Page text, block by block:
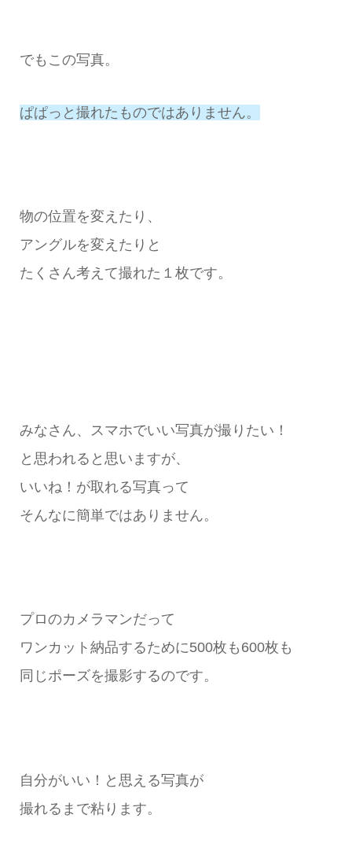
でもこの写真。
ぱぱっと撮れたものではありません。
物の位置を変えたり、
アングルを変えたりと
たくさん考えて撮れた１枚です。
みなさん、スマホでいい写真が撮りたい！
と思われると思いますが、
いいね！が取れる写真って
そんなに簡単ではありません。
プロのカメラマンだって
ワンカット納品するために500枚も600枚も
同じポーズを撮影するのです。
自分がいい！と思える写真が
撮れるまで粘ります。